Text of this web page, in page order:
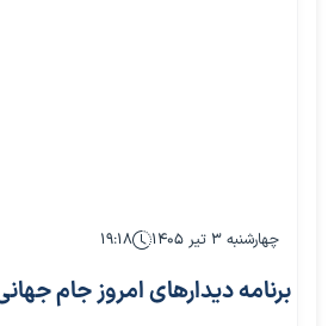
چهارشنبه ۳ تیر ۱۴۰۵ ۱۹:۱۸
برنامه دیدارهای امروز جام جهانی